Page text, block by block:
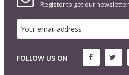
Register to get our newsletter
FOLLOW US ON